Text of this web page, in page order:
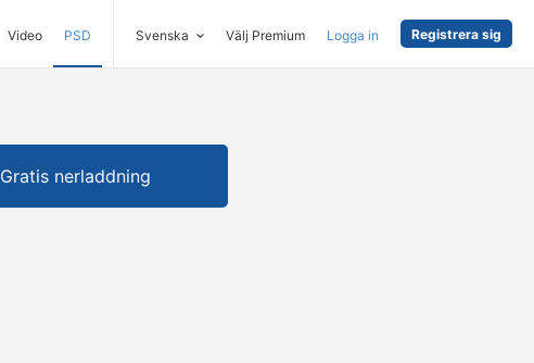
Video PSD Svenska Välj Premium Logga in Registrera sig
Gratis nerladdning